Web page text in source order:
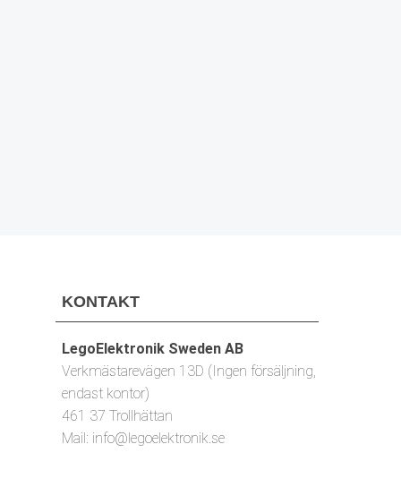
KONTAKT
LegoElektronik Sweden AB
Verkmästarevägen 13D (Ingen försäljning,
endast kontor)
461 37 Trollhättan
Mail: info@legoelektronik.se